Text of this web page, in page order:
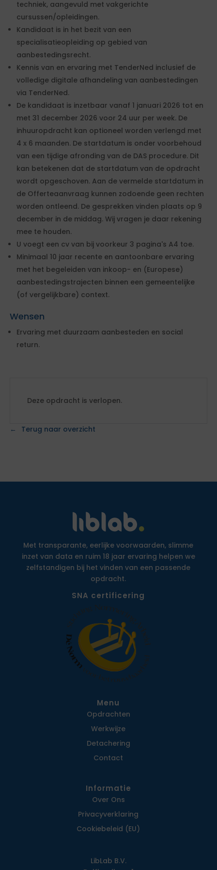
techniek, aangevuld met vakgerichte
cursussen/opleidingen.
Kandidaat is in het bezit van een
specialisatieopleiding op gebied van
aanbestedingsrecht.
Kennis van en ervaring met TenderNed inclusief de
volledige digitale afhandeling van aanbestedingen
via TenderNed.
De kandidaat is inzetbaar vanaf 1 januari 2026 tot en
met 31 december 2026 voor 24 uur per week. De
inhuuropdracht kan optioneel worden verlengd met
4 x 6 maanden. De startdatum is onder voorbehoud
van een tijdige afronding van de DAS procedure. Dit
kan betekenen dat de startdatum van de opdracht
wordt opgeschoven. Aan de vermelde startdatum in
de Offerteaanvraag kunnen zodoende geen rechten
worden ontleend. De gesprekken vinden plaats op 9
december in de middag. Wij vragen je daar rekening
mee te houden.
U voegt een cv van bij voorkeur 3 pagina's A4 toe.
Minimaal 10 jaar recente en aantoonbare ervaring
met het begeleiden van inkoop- en (Europese)
aanbestedingstrajecten binnen een gemeentelijke
(of vergelijkbare) context.
Wensen
Ervaring met duurzaam aanbesteden en social
return.
Deze opdracht is verlopen.
Terug naar overzicht
Met transparante, eerlijke voorwaarden, slimme
inzet van data en ruim 18 jaar ervaring helpen we
zelfstandigen bij het vinden van een passende
opdracht.
SNA certificering
Menu
Opdrachten
Werkwijze
Detachering
Contact
Informatie
Over Ons
Privacy­verklaring
Cookiebeleid (EU)
LibLab B.V.